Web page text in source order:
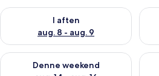
I aften
aug. 8 - aug. 9
Tjek tilgængelighed for i aften aug. 8
Denne weekend
Tjek tilgængelighed for denne